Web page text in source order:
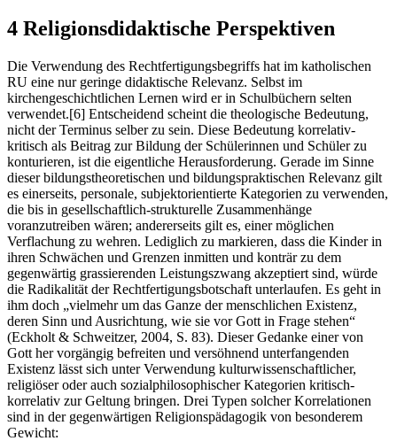
4 Religionsdidaktische Perspektiven
Die Verwendung des Rechtfertigungsbegriffs hat im katholischen
RU eine nur geringe didaktische Relevanz. Selbst im
kirchengeschichtlichen Lernen wird er in Schulbüchern selten
verwendet.[6] Entscheidend scheint die theologische Bedeutung,
nicht der Terminus selber zu sein. Diese Bedeutung korrelativ-
kritisch als Beitrag zur Bildung der Schülerinnen und Schüler zu
konturieren, ist die eigentliche Herausforderung. Gerade im Sinne
dieser bildungstheoretischen und bildungspraktischen Relevanz gilt
es einerseits, personale, subjektorientierte Kategorien zu verwenden,
die bis in gesellschaftlich-strukturelle Zusammenhänge
voranzutreiben wären; andererseits gilt es, einer möglichen
Verflachung zu wehren. Lediglich zu markieren, dass die Kinder in
ihren Schwächen und Grenzen inmitten und konträr zu dem
gegenwärtig grassierenden Leistungszwang akzeptiert sind, würde
die Radikalität der Rechtfertigungsbotschaft unterlaufen. Es geht in
ihm doch „vielmehr um das Ganze der menschlichen Existenz,
deren Sinn und Ausrichtung, wie sie vor Gott in Frage stehen“
(Eckholt & Schweitzer, 2004, S. 83). Dieser Gedanke einer von
Gott her vorgängig befreiten und versöhnend unterfangenden
Existenz lässt sich unter Verwendung kulturwissenschaftlicher,
religiöser oder auch sozialphilosophischer Kategorien kritisch-
korrelativ zur Geltung bringen. Drei Typen solcher Korrelationen
sind in der gegenwärtigen Religionspädagogik von besonderem
Gewicht: